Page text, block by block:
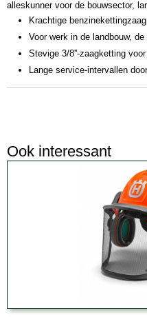
alleskunner voor de bouwsector,
Krachtige
Voor werk in de landbouw,
Stevige 3/8''-zaagketting
Lange service-intervallen
Ook interessant